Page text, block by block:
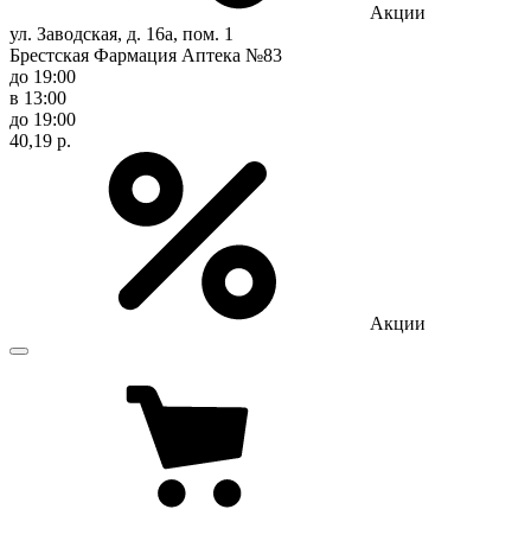
Акции
ул. Заводская, д. 16а, пом. 1
Брестская Фармация Аптека №83
до 19:00
в 13:00
до 19:00
40,19 р.
Акции